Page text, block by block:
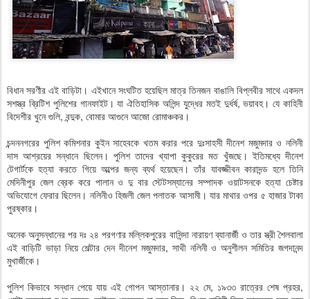
বিধান সরণীর এই বাড়িটা। এইখানে সংঘটিত হয়েছিল মাত্র তিনজন বাঙালি বিপ্লবীর সাথে একদল
সশস্ত্র ব্রিটিশ পুলিশের গানফাইট। যা ঐতিহাসিক অলিন্দ যুদ্ধের মতই দুর্ধর্ষ, ভয়াবহ। যে কাহিনী
বিদেশীর খুনে গুলি, বন্দুক, বোমার আগুনে আজো রোমাঞ্চকর।
চন্দননগরের পুলিশ কমিশনার কুইন সাহেবকে খতম করার পরে দুঃসাহসী দীনেশ মজুমদার ও নলিনী
দাস আশ্রয়ের সন্ধানে ছিলেন। পুলিশ তাদের খ্যাপা কুকুরের মত খুঁজছে। ইতিমধ্যে দীনেশ
টেগার্টকে হত্যা করতে গিয়ে অল্পের জন্য ব্যর্থ হয়েছেন। তাঁর যাবজ্জীবন কারাদন্ড হলে তিনি
মেদিনীপুর জেল ব্রেক করে পালান ও দু বার স্টেটসম্যানের সম্পাদক ওয়াটসনকে হত্যা চেষ্টার
অভিযোগে ফেরার ছিলেন। নলিনীও হিজলী জেল পলাতক আসামী। যার মাথার ওপর ৫ হাজার টাকা
পুরষ্কার।
অনেক অনুসন্ধানের পর দঃ ২৪ পরগণার মল্লিকপুরের বাসিন্দা নারায়ণ ব্যানার্জী ও তার স্ত্রী শৈলবালা
এই বাড়িটি ভাড়া নিয়ে শেল্টার দেন দীনেশ মজুমদার, সাথী নলিনী ও অনুশীলন সমিতির জগদানন্দ
মুখার্জীকে।
পুলিশ কিভাবে সন্ধান পেয়ে যায় এই গোপন আস্তানার। ২২ মে, ১৯৩৩ রাত্রের শেষ প্রহর,